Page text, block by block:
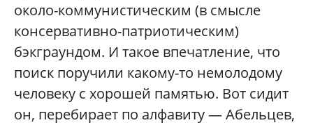
около-коммунистическим (в смысле
консервативно-патриотическим)
бэкграундом. И такое впечатление, что
поиск поручили какому-то немолодому
человеку с хорошей памятью. Вот сидит
он, перебирает по алфавиту — Абельцев,